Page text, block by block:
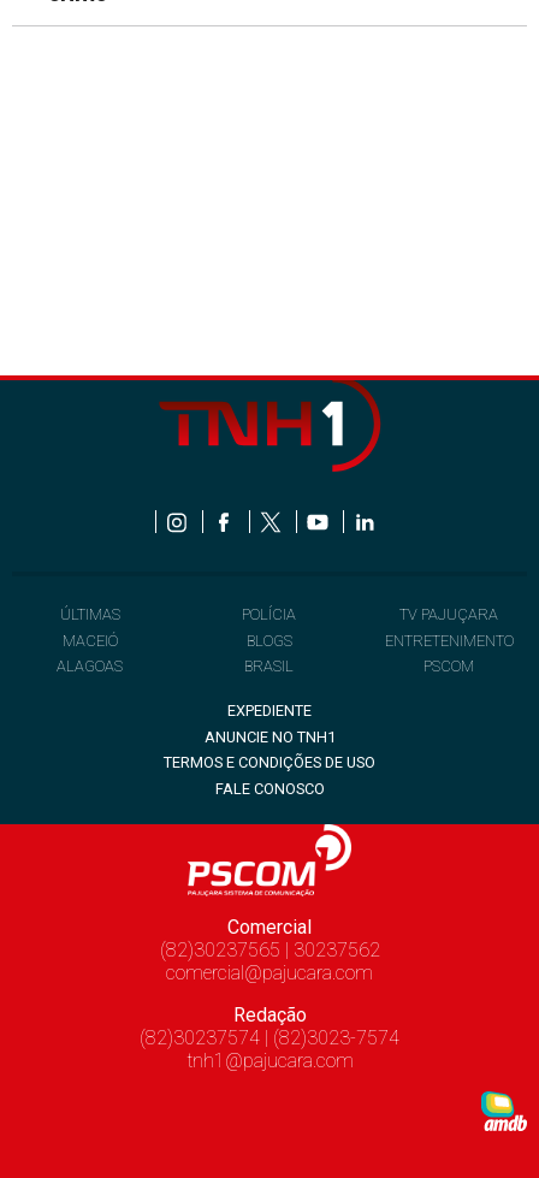
ÚLTIMAS
MACEIÓ
ALAGOAS
POLÍCIA
BLOGS
BRASIL
TV PAJUÇARA
ENTRETENIMENTO
PSCOM
EXPEDIENTE
ANUNCIE NO TNH1
TERMOS E CONDIÇÕES DE USO
FALE CONOSCO
Comercial
(82)30237565 | 30237562
comercial@pajucara.com
Redação
(82)30237574 | (82)3023-7574
tnh1@pajucara.com